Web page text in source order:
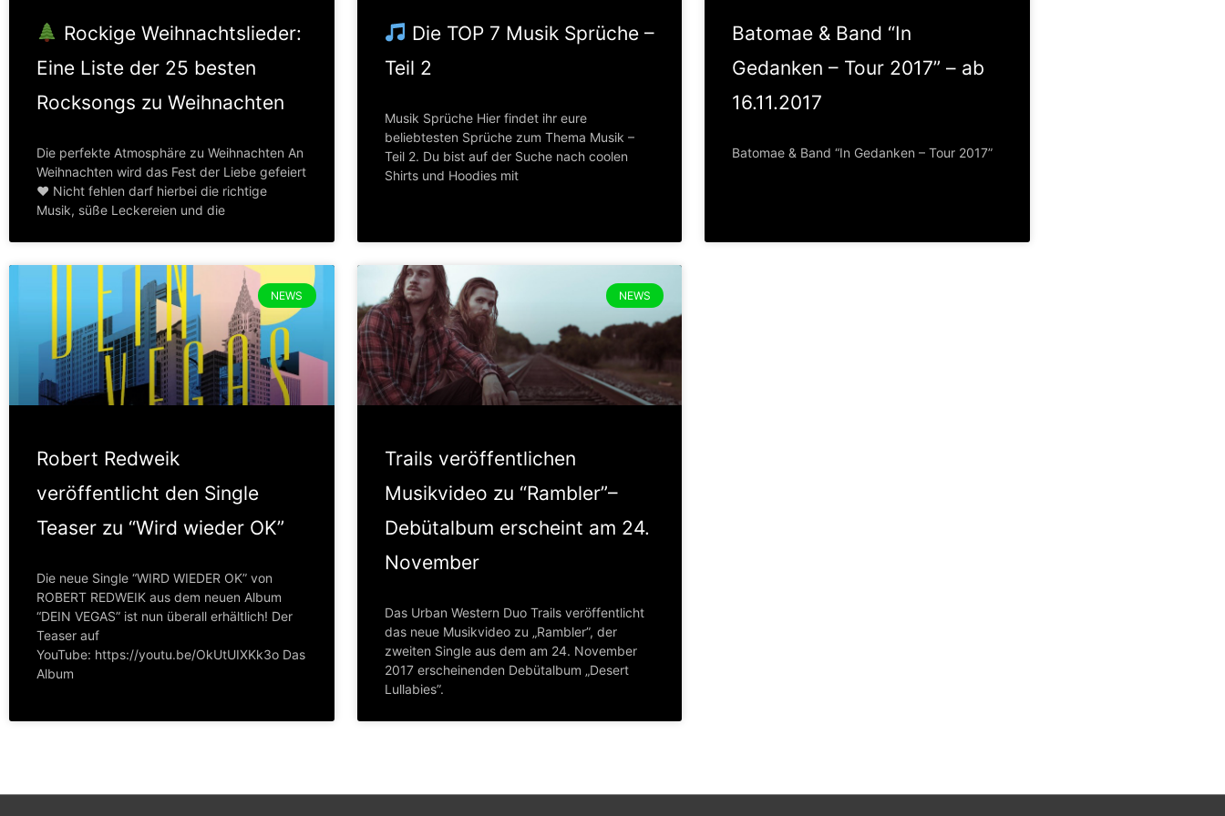
Rockige Weihnachtslieder:
Eine Liste der 25 besten
Rocksongs zu Weihnachten
Die perfekte Atmosphäre zu Weihnachten An
Weihnachten wird das Fest der Liebe gefeiert
♥ Nicht fehlen darf hierbei die richtige
Musik, süße Leckereien und die
Die TOP 7 Musik Sprüche –
Teil 2
Musik Sprüche Hier findet ihr eure
beliebtesten Sprüche zum Thema Musik –
Teil 2. Du bist auf der Suche nach coolen
Shirts und Hoodies mit
Batomae & Band “In
Gedanken – Tour 2017” – ab
16.11.2017
Batomae & Band “In Gedanken – Tour 2017”
NEWS
Robert Redweik
veröffentlicht den Single
Teaser zu “Wird wieder OK”
Die neue Single “WIRD WIEDER OK” von
ROBERT REDWEIK aus dem neuen Album
“DEIN VEGAS” ist nun überall erhältlich! Der
Teaser auf
YouTube: https://youtu.be/OkUtUIXKk3o Das
Album
NEWS
Trails veröffentlichen
Musikvideo zu “Rambler”–
Debütalbum erscheint am 24.
November
Das Urban Western Duo Trails veröffentlicht
das neue Musikvideo zu „Rambler”, der
zweiten Single aus dem am 24. November
2017 erscheinenden Debütalbum „Desert
Lullabies”.